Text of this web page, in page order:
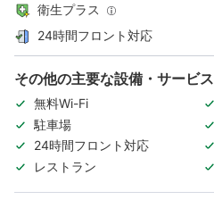
衛生プラス
24時間フロント対応
その他の主要な設備・サービス
無料Wi-Fi
駐車場
24時間フロント対応
レストラン